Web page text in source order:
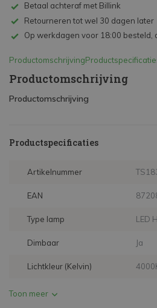
Betaal achteraf met Billink
Retourneren tot wel 30 dagen later
Op werkdagen voor 18:00 besteld,
Productomschrijving
Productomschrijving
Productomschrijving
Productspecificaties
Artikelnummer
EAN
Type lamp LED
Dimbaar Ja
Lichtkleur (Kelvin)
Toon meer